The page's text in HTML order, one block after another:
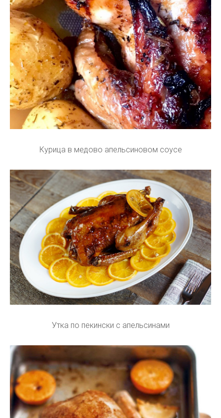
Курица в медово апельсиновом соусе
Утка по пекински с апельсинами